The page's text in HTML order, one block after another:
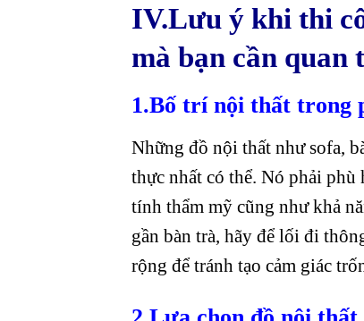
IV.Lưu ý khi thi
mà bạn cần quan
1.Bố trí nội thất trong
Những đồ nội thất như sofa,
thực nhất có thể. Nó phải phù
tính thẩm mỹ cũng như khả
gần bàn trà, hãy để lối đi
rộng để tránh tạo cảm giác